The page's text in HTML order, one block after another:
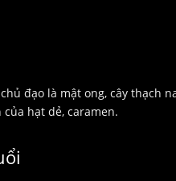
đạo là mật ong, cây thạch
hạt dẻ, caramen.